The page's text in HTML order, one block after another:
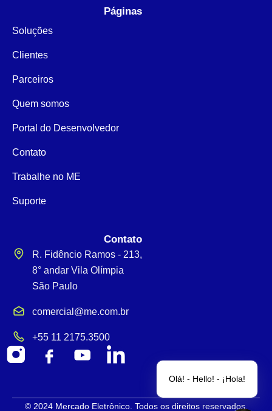
Páginas
Soluções
Clientes
Parceiros
Quem somos
Portal do Desenvolvedor
Contato
Trabalhe no ME
Suporte
Contato
R. Fidêncio Ramos - 213,
8° andar Vila Olímpia
São Paulo
comercial@me.com.br
+55 11 2175.3500
© 2024 Mercado Eletrônico. Todos os direitos reservados.
Olá! - Hello! - ¡Hola!